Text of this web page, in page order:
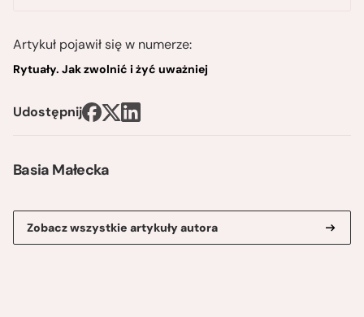
Basia Małecka
Zobacz wszystkie artykuły autora
Artykuł pojawił się w numerze:
Rytuały. Jak zwolnić i żyć uważniej
Udostępnij